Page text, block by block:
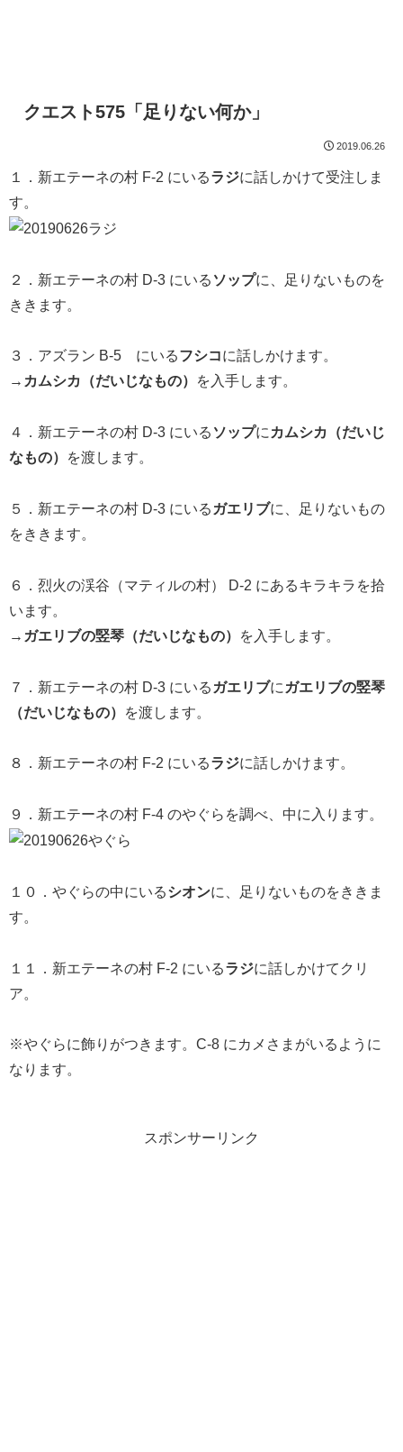
クエスト575「足りない何か」
2019.06.26
１．新エテーネの村 F-2 にいるラジに話しかけて受注しま
す。
２．新エテーネの村 D-3 にいる ソップに、足りないものを
ききます。
３．アズラン B-5 にいるフシコに話しかけます。
→ カムシカ（だいじなもの） を入手します。
４．新エテーネの村 D-3 にいる ソップに カムシカ（だいじ
なもの）
を渡します。
５．新エテーネの村 D-3 にいる ガエリブに、足りないもの
をききます。
６．烈火の渓谷（マティルの村） D-2 にあるキラキラを拾
います。
→ ガエリブの竪琴（だいじなもの） を入手します。
７．新エテーネの村 D-3 にいる ガエリブに ガエリブの竪琴
（だいじなもの）
を渡します。
８．新エテーネの村 F-2 にいるラジに話しかけます。
９．新エテーネの村 F-4 のやぐらを調べ、中に入ります。
１０．やぐらの中にいるシオンに、足りないものをききま
す。
１１．新エテーネの村 F-2 にいるラジに話しかけてクリ
ア。
※やぐらに飾りがつきます。C-8 にカメさまがいるように
なります。
スポンサーリンク